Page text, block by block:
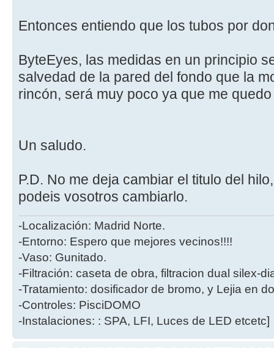
Entonces entiendo que los tubos por
ByteEyes, las medidas en un principio
salvedad de la pared del fondo que la
rincón, será muy poco ya que me
Un saludo.
P.D. No me deja cambiar el titulo del
podeis vosotros cambiarlo.
-Localización: Madrid Norte.
-Entorno: Espero que mejores vecinos!!!!
-Vaso: Gunitado.
-Filtración: caseta de obra, filtracion dual silex-
-Tratamiento: dosificador de bromo, y Lejia en
-Controles: PisciDOMO
-Instalaciones: : SPA, LFI, Luces de LED etcetc]